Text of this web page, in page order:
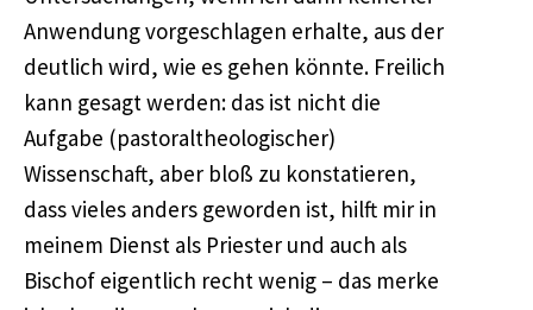
Anwendung vorgeschlagen erhalte, aus der
deutlich wird, wie es gehen könnte. Freilich
kann gesagt werden: das ist nicht die
Aufgabe (pastoraltheologischer)
Wissenschaft, aber bloß zu konstatieren,
dass vieles anders geworden ist, hilft mir in
meinem Dienst als Priester und auch als
Bischof eigentlich recht wenig – das merke